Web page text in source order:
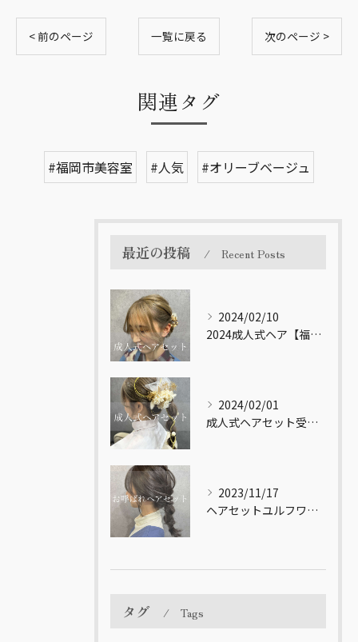
< 前のページ 一覧に戻る 次のページ >
関連タグ
#福岡市美容室 #人気 #オリーブベージュ
最近の投稿 Recent Posts
2024/02/10
2024成人式ヘア【福岡市南区大橋の美容室LICOL】
2024/02/01
成人式ヘアセット受付してます！【福岡市南区大橋の美容室LICOL】
2023/11/17
ヘアセットユルフワ♪【福岡市南区大橋の美容室LICOL】
タグ Tags